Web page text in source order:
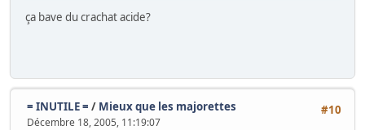
ça bave du crachat acide?
#10
= INUTILE = / Mieux que les majorettes
Décembre 18, 2005, 11:19:07